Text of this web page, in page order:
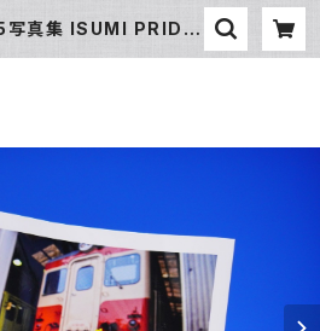
写真集 ISUMI PRIDE